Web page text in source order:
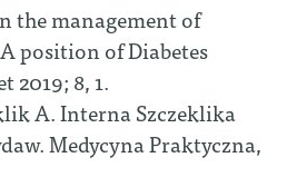
the management of
position of Diabetes
2019; 8, 1.
A. Interna Szczeklika
Medycyna Praktyczna,